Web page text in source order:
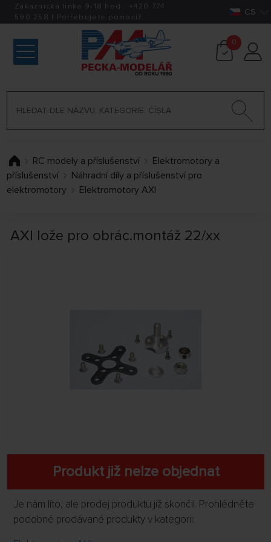
Zákaznická linka 9-18 hod.: +420 774
590 258 | Potřebujete pomoci? CS
0
RC modely a příslušenství
Elektromotory a
příslušenství
Náhradní díly a příslušenství pro
elektromotory
Elektromotory AXI
AXI lože pro obrác.montáž 22/xx
Produkt již nelze objednat
Je nám líto, ale prodej produktu již skončil. Prohlédněte
podobné prodávané produkty v kategorii: